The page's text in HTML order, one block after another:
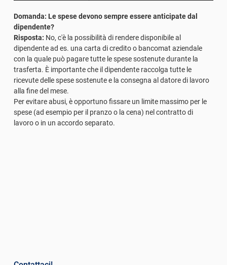
Domanda: Le spese devono sempre essere anticipate dal
dipendente?
Risposta: No, c'è la possibilità di rendere disponibile al
dipendente ad es. una carta di credito o bancomat aziendale
con la quale può pagare tutte le spese sostenute durante la
trasferta. È importante che il dipendente raccolga tutte le
ricevute delle spese sostenute e la consegna al datore di lavoro
alla fine del mese.
Per evitare abusi, è opportuno fissare un limite massimo per le
spese (ad esempio per il pranzo o la cena) nel contratto di
lavoro o in un accordo separato.